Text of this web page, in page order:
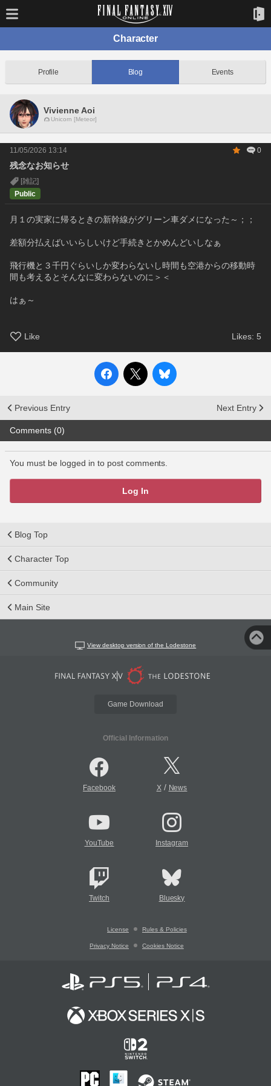
Character
Profile Blog Events
Vivienne Aoi
Unicorn [Meteor]
11/05/2026 13:14 0
残念なお知らせ
[雑記]
Public
月１の実家に帰るときの新幹線がグリーン車ダメになった～；；
差額分払えばいいらしいけど手続きとかめんどいしなぁ
飛行機と３千円ぐらいしか変わらないし時間も空港からの移動時
間も考えるとそんなに変わらないのに＞＜
はぁ～
Like Likes: 5
Previous Entry Next Entry
Comments (0)
You must be logged in to post comments.
Log In
Blog Top
Character Top
Community
Main Site
View desktop version of the Lodestone
Game Download
Official Information
Facebook X/ News
YouTube Instagram
Twitch Bluesky
License Rules & Policies
Privacy Notice Cookies Notice